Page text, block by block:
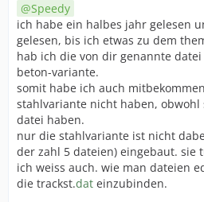
Speedy
ich habe ein halbes jahr gelesen
gelesen, bis ich etwas zu dem
hab ich die von dir genannte
beton-variante.
somit habe ich auch
stahlvariante nicht haben, obwohl
datei haben.
nur die stahlvariante ist nicht
der zahl 5 dateien) eingebaut. sie
ich weiss auch. wie man dateien
die trackst.dat einzubinden.